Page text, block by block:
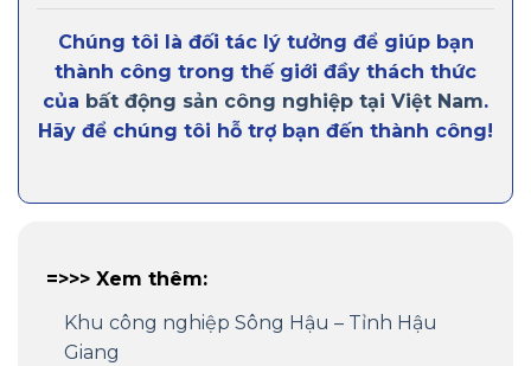
Chúng tôi là đối tác lý tưởng để giúp bạn
thành công trong thế giới đầy thách thức
của bất động sản công nghiệp tại Việt Nam.
Hãy để chúng tôi hỗ trợ bạn đến thành công!
=>>> Xem thêm:
Khu công nghiệp Sông Hậu – Tỉnh Hậu
Giang